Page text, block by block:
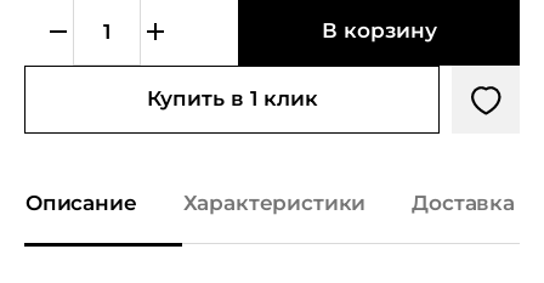
В корзину
Купить в 1 клик
Описание Характеристики Доставка и